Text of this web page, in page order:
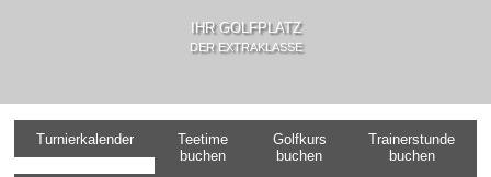
IHR GOLFPLATZ
DER EXTRAKLASSE
Turnierkalender
Teetime
buchen
Golfkurs
buchen
Trainerstunde
buchen